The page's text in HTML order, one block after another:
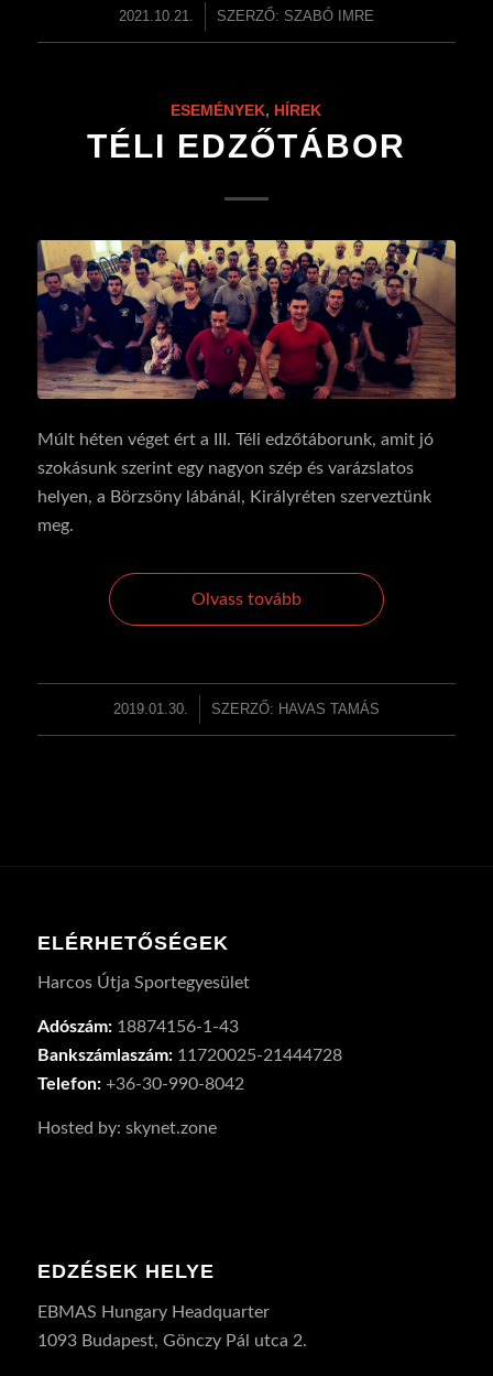
2021.10.21.
/ SZERZŐ: SZABÓ IMRE
ESEMÉNYEK, HÍREK
TÉLI EDZŐTÁBOR
Múlt héten véget ért a III. Téli edzőtáborunk, amit jó
szokásunk szerint egy nagyon szép és varázslatos
helyen, a Börzsöny lábánál, Királyréten szerveztünk
meg.
Olvass tovább
2019.01.30.
/ SZERZŐ: HAVAS TAMÁS
ELÉRHETŐSÉGEK
Harcos Útja Sportegyesület
Adószám:18874156-1-43
Bankszámlaszám:11720025-21444728
Telefon:+36-30-990-8042
Hosted by: skynet.zone
EDZÉSEK HELYE
EBMAS Hungary Headquarter
1093 Budapest, Gönczy Pál utca 2.